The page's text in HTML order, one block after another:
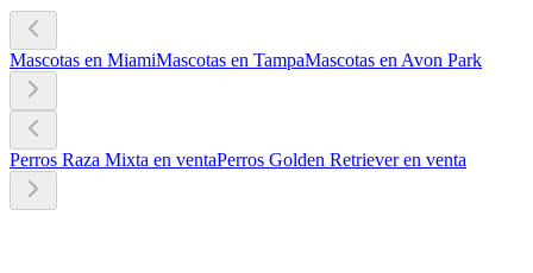
Mascotas en MiamiMascotas en TampaMascotas en Avon Park
Perros Raza Mixta en ventaPerros Golden Retriever en venta